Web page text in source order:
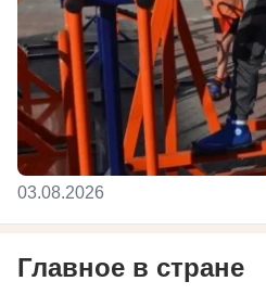
03.08.2026
Главное в стране